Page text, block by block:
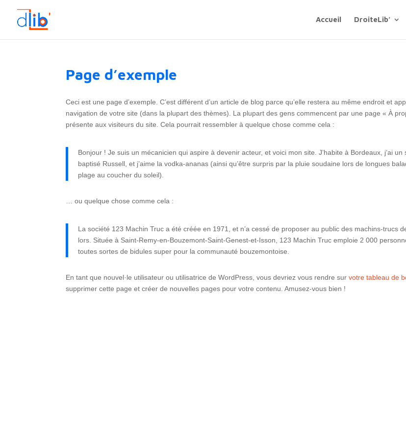
Accueil DroiteLib’
Page d’exemple
Ceci est une page d’exemple. C’est différent d’un article de blog parce qu’elle restera au même endroit et
navigation de votre site (dans la plupart des thèmes). La plupart des gens commencent par une page « À
présente aux visiteurs du site. Cela pourrait ressembler à quelque chose comme cela :
Bonjour ! Je suis un mécanicien qui aspire à devenir acteur, et voici mon site. J’habite à Bordeaux, j’ai un
baptisé Russell, et j’aime la vodka-ananas (ainsi qu’être surpris par la pluie soudaine lors de longues
plage au coucher du soleil).
… ou quelque chose comme cela :
La société 123 Machin Truc a été créée en 1971, et n’a cessé de proposer au public des machins-trucs
lors. Située à Saint-Remy-en-Bouzemont-Saint-Genest-et-Isson, 123 Machin Truc emploie 2 000
toutes sortes de bidules super pour la communauté bouzemontoise.
En tant que nouvel·le utilisateur ou utilisatrice de WordPress, vous devriez vous rendre survotre tableau de
supprimer cette page et créer de nouvelles pages pour votre contenu. Amusez-vous bien !